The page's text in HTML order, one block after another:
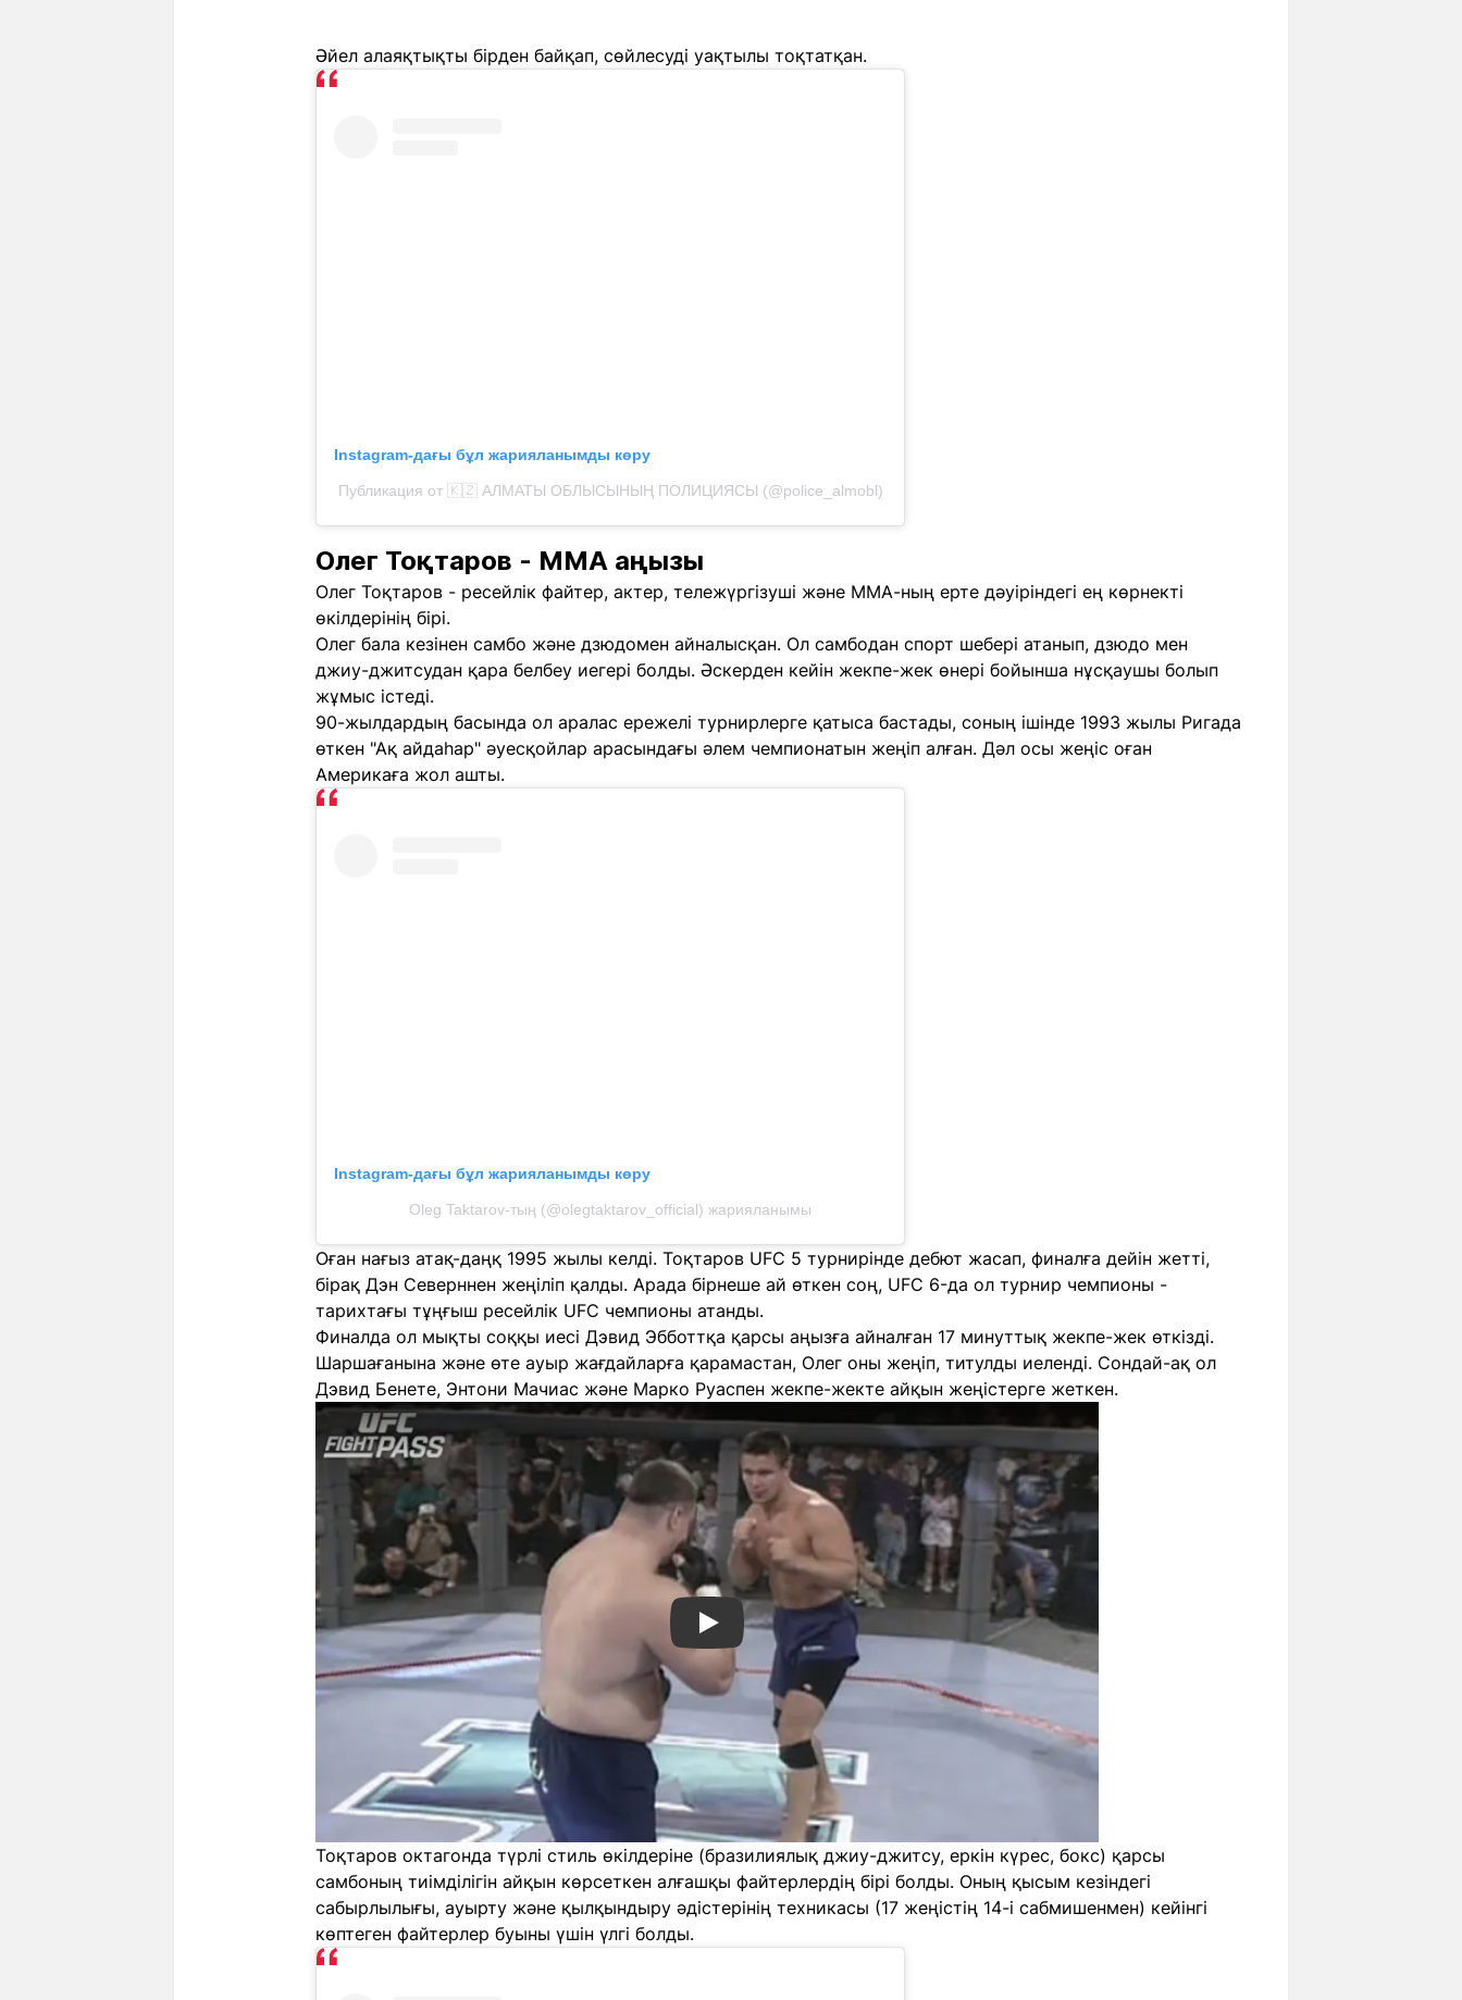
Әйел алаяқтықты бірден байқап, сөйлесуді уақтылы тоқтатқан.
Instagram-дағы бұл жарияланымды көру
Публикация от 🇰🇿 АЛМАТЫ ОБЛЫСЫНЫҢ ПОЛИЦИЯСЫ (@police_almobl)
Олег Тоқтаров - ММА аңызы
Олег Тоқтаров - ресейлік файтер, актер, тележүргізуші және ММА-ның ерте дәуіріндегі ең көрнекті
өкілдерінің бірі.
Олег бала кезінен самбо және дзюдомен айналысқан. Ол самбодан спорт шебері атанып, дзюдо мен
джиу-джитсудан қара белбеу иегері болды. Әскерден кейін жекпе-жек өнері бойынша нұсқаушы болып
жұмыс істеді.
90-жылдардың басында ол аралас ережелі турнирлерге қатыса бастады, соның ішінде 1993 жылы Ригада
өткен "Ақ айдаһар" әуесқойлар арасындағы әлем чемпионатын жеңіп алған. Дәл осы жеңіс оған
Америкаға жол ашты.
Instagram-дағы бұл жарияланымды көру
Oleg Taktarov-тың (@olegtaktarov_official) жарияланымы
Оған нағыз атақ-даңқ 1995 жылы келді. Тоқтаров UFC 5 турнирінде дебют жасап, финалға дейін жетті,
бірақ Дэн Северннен жеңіліп қалды. Арада бірнеше ай өткен соң, UFC 6-да ол турнир чемпионы -
тарихтағы тұңғыш ресейлік UFC чемпионы атанды.
Финалда ол мықты соққы иесі Дэвид Эбботтқа қарсы аңызға айналған 17 минуттық жекпе-жек өткізді.
Шаршағанына және өте ауыр жағдайларға қарамастан, Олег оны жеңіп, титулды иеленді. Сондай-ақ ол
Дэвид Бенете, Энтони Мачиас және Марко Руаспен жекпе-жекте айқын жеңістерге жеткен.
Смотреть видео YouTube
Тоқтаров октагонда түрлі стиль өкілдеріне (бразилиялық джиу-джитсу, еркін күрес, бокс) қарсы
самбоның тиімділігін айқын көрсеткен алғашқы файтерлердің бірі болды. Оның қысым кезіндегі
сабырлылығы, ауырту және қылқындыру әдістерінің техникасы (17 жеңістің 14-і сабмишенмен) кейінгі
көптеген файтерлер буыны үшін үлгі болды.